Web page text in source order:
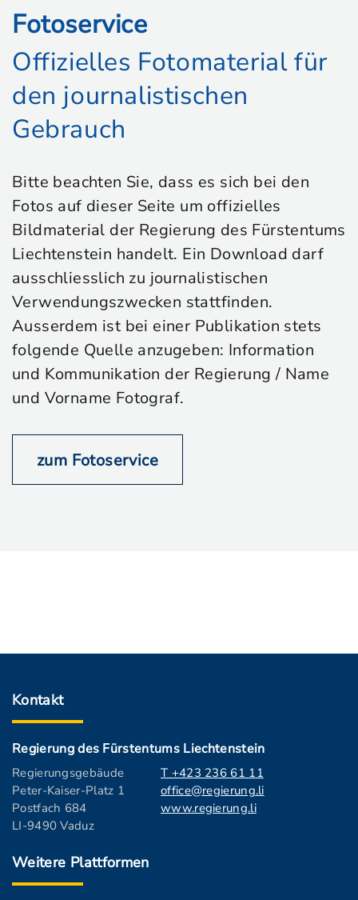
Fotoservice
Offizielles Fotomaterial für
den journalistischen
Gebrauch
Bitte beachten Sie, dass es sich bei den
Fotos auf dieser Seite um offizielles
Bildmaterial der Regierung des Fürstentums
Liechtenstein handelt. Ein Download darf
ausschliesslich zu journalistischen
Verwendungszwecken stattfinden.
Ausserdem ist bei einer Publikation stets
folgende Quelle anzugeben: Information
und Kommunikation der Regierung / Name
und Vorname Fotograf.
zum Fotoservice
Kontakt
Regierung des Fürstentums Liechtenstein
Regierungsgebäude
Peter-Kaiser-Platz 1
Postfach 684
LI-9490 Vaduz
T +423 236 61 11
office@regierung.li
www.regierung.li
Weitere Plattformen